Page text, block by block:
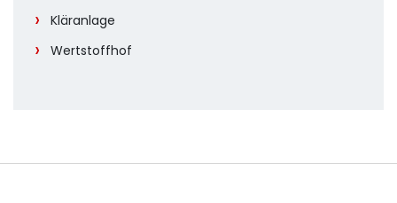
Kläranlage
Wertstoffhof